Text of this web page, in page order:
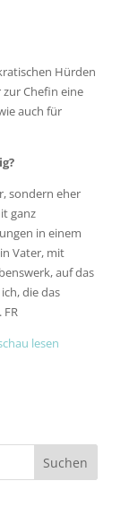
Hürden
Chefin eine
auch für
sondern eher
ganz
in einem
Vater, mit
auf das
die das
lesen